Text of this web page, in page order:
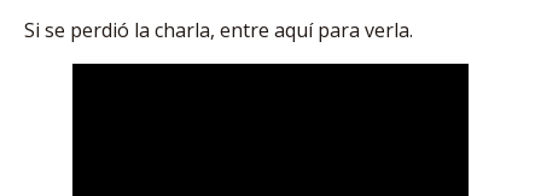
Si se perdió la charla, entre aquí para verla.